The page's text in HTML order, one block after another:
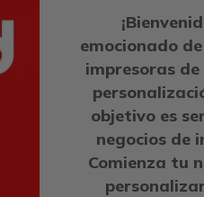
emocionado
impresoras
objetivo es
negocios de
Comienza tu